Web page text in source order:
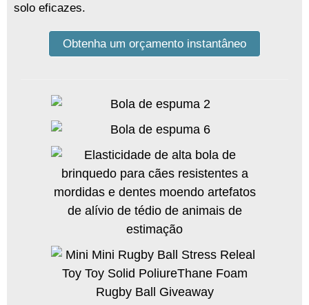
solo eficazes.
Obtenha um orçamento instantâneo